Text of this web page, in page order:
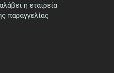
η εταιρεία
παραγγελίας